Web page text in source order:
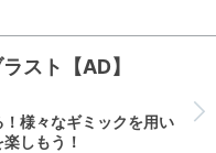
スト【AD】
様々なギミックを用い
しもう！